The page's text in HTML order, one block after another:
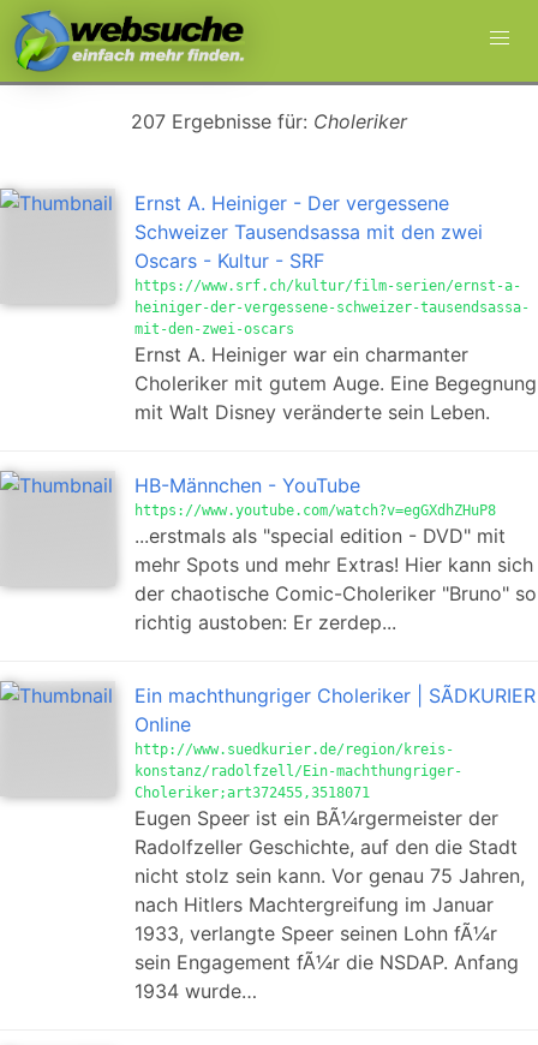
207 Ergebnisse für: Choleriker
Ernst A. Heiniger - Der vergessene
Schweizer Tausendsassa mit den zwei
Oscars - Kultur - SRF
https://www.srf.ch/kultur/film-serien/ernst-a-
heiniger-der-vergessene-schweizer-tausendsassa-
mit-den-zwei-oscars
Ernst A. Heiniger war ein charmanter
Choleriker mit gutem Auge. Eine Begegnung
mit Walt Disney veränderte sein Leben.
HB-Männchen - YouTube
https://www.youtube.com/watch?v=egGXdhZHuP8
...erstmals als "special edition - DVD" mit
mehr Spots und mehr Extras! Hier kann sich
der chaotische Comic-Choleriker "Bruno" so
richtig austoben: Er zerdep...
Ein machthungriger Choleriker | SÃDKURIER
Online
http://www.suedkurier.de/region/kreis-
konstanz/radolfzell/Ein-machthungriger-
Choleriker;art372455,3518071
Eugen Speer ist ein BÃ¼rgermeister der
Radolfzeller Geschichte, auf den die Stadt
nicht stolz sein kann. Vor genau 75 Jahren,
nach Hitlers Machtergreifung im Januar
1933, verlangte Speer seinen Lohn fÃ¼r
sein Engagement fÃ¼r die NSDAP. Anfang
1934 wurde…